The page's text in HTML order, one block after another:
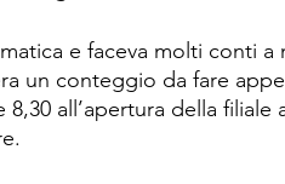
e faceva molti conti a
un conteggio da fare
all’apertura della